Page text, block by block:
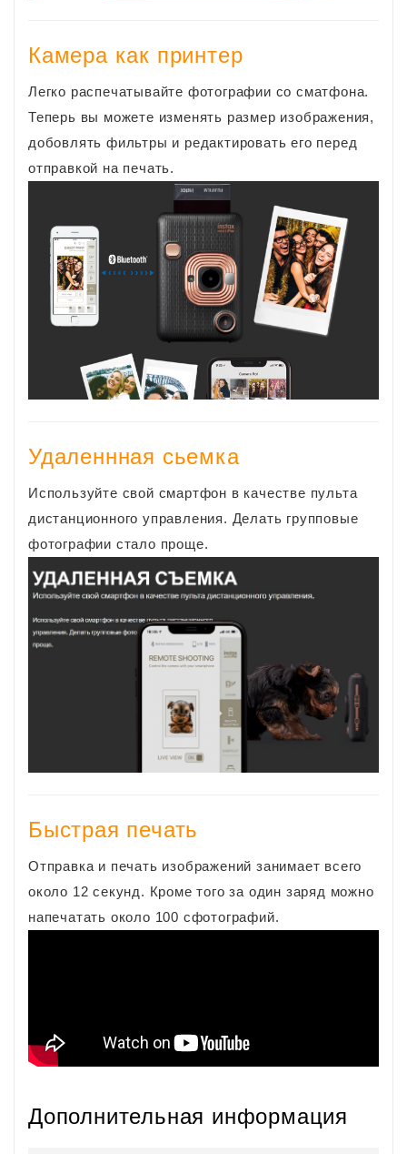
Камера как принтер
Легко распечатывайте фотографии со сматфона.
Теперь вы можете изменять размер изображения,
добовлять фильтры и редактировать его перед
отправкой на печать.
Удаленнная сьемка
Используйте свой смартфон в качестве пульта
дистанционного управления. Делать групповые
фотографии стало проще.
Быстрая печать
Отправка и печать изображений занимает всего
около 12 секунд. Кроме того за один заряд можно
напечатать около 100 сфотографий.
Дополнительная информация